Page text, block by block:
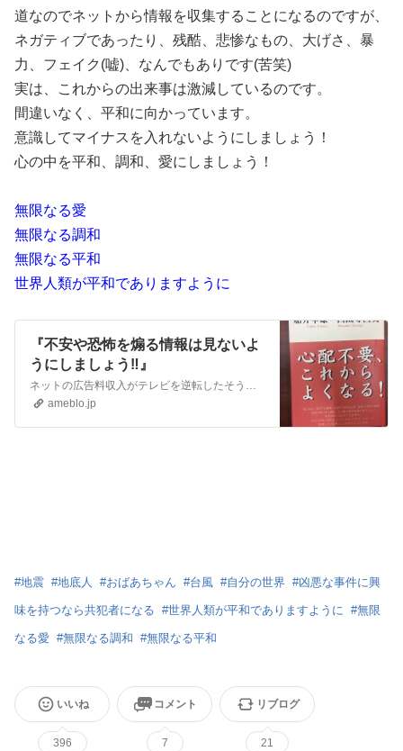
道なのでネットから情報を収集することになるのですが、
ネガティブであったり、残酷、悲惨なもの、大げさ、暴
力、フェイク(嘘)、なんでもありです(苦笑)
実は、これからの出来事は激減しているのです。
間違いなく、平和に向かっています。
意識してマイナスを入れないようにしましょう！
心の中を平和、調和、愛にしましょう！
無限なる愛
無限なる調和
無限なる平和
世界人類が平和でありますように
『不安や恐怖を煽る情報は見ないよ
うにしましょう‼️』
ネットの広告料収入がテレビを逆転したそうです！西園寺▶ テレビや新聞では、不安や恐怖を煽るような情報が本当に多いですね。 船井▶ 見なかったらいいんですよ。 …
ameblo.jp
#地震 #地底人 #おばあちゃん #台風 #自分の世界 #凶悪な事件に興
味を持つなら共犯者になる #世界人類が平和でありますように #無限
なる愛 #無限なる調和 #無限なる平和
いいね
396
コメント
7
リブログ
21